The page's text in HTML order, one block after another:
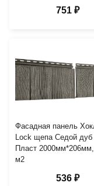
751 ₽
Фасадная панель
Lock щепа Седой
Пласт 2000мм*206мм,
м2
536 ₽